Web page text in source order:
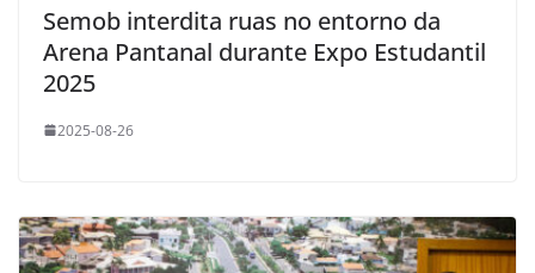
Semob interdita ruas no entorno da
Arena Pantanal durante Expo Estudantil
2025
2025-08-26